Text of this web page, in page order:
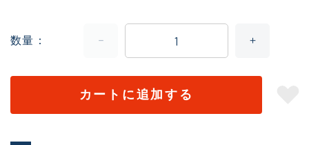
数量
カートに追加する